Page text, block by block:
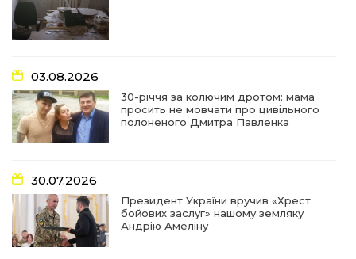
16:29
22 лип
Медики Барвінківської громади
вдосконалюють професійні навички
15:09
22 лип
У Пригожому з дітьми та їх батьками
працювали фахівці благодійного фонду
07:17
“Мені й досі сниться син”: чотири роки світлої
11:06
20 лип
За дві доби — серія ворожих ударів по
Барвінківській громаді
14:38
У Барвінковому сталася пожежа у житловій
03.08.2026
30-річчя за колючим дротом: мама
просить не мовчати про цивільного
полоненого Дмитра Павленка
30.07.2026
Президент України вручив «Хрест
бойових заслуг» нашому земляку
Андрію Амеліну